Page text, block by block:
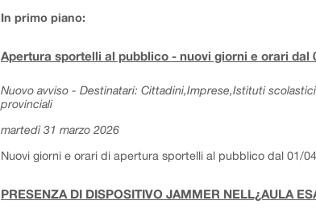
In primo piano:
Apertura sportelli al pubblico - nuovi giorni e orari dal
Nuovo avviso - Destinatari: Cittadini,Imprese,Istituti
provinciali
martedì 31 marzo 2026
Nuovi giorni e orari di apertura sportelli al pubblico dal 01/
PRESENZA DI DISPOSITIVO JAMMER NELL¿AULA